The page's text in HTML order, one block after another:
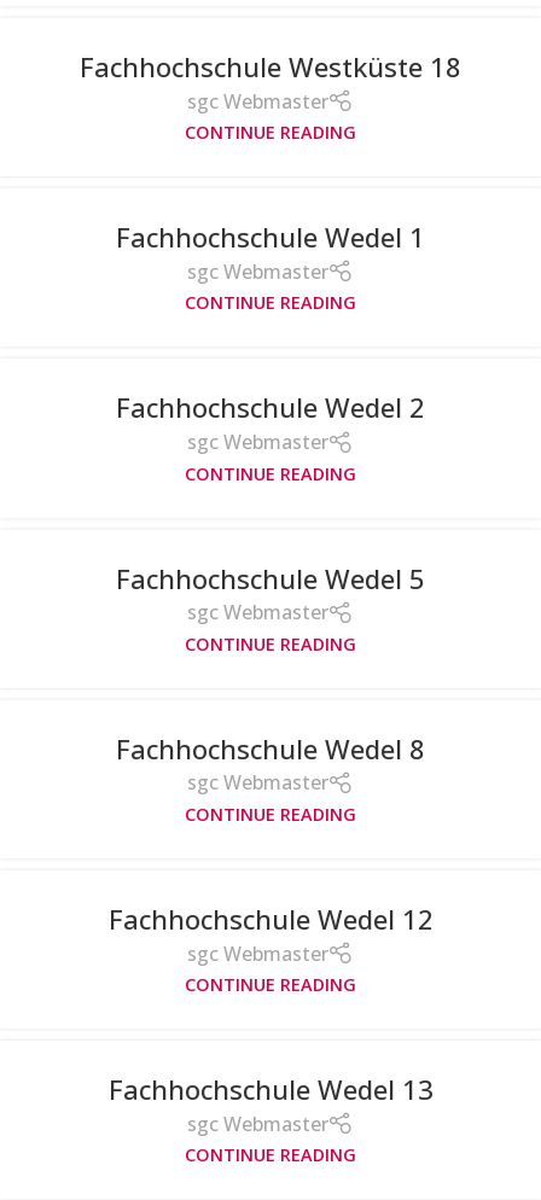
Fachhochschule Westküste 18
sgc Webmaster
CONTINUE READING
Fachhochschule Wedel 1
sgc Webmaster
CONTINUE READING
Fachhochschule Wedel 2
sgc Webmaster
CONTINUE READING
Fachhochschule Wedel 5
sgc Webmaster
CONTINUE READING
Fachhochschule Wedel 8
sgc Webmaster
CONTINUE READING
Fachhochschule Wedel 12
sgc Webmaster
CONTINUE READING
Fachhochschule Wedel 13
sgc Webmaster
CONTINUE READING